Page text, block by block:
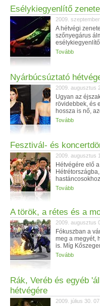
Esélykiegyenlítő
2009.
A hétvégi
szőnyegárus
Tovább
Nyárbúcsúztató
2009. augusztus
Ugyan az
rövidebbek, és
hossza is nő,
Tovább
Fesztivál- és
2009. augusztus
Hétvégére elő
Tovább
A török, a rétes és a
2009. augusztus
Fókuszban a
meg a megyét,
is. Míg
Tovább
Rák, Veréb és egyéb
hétvégére
2009. július 30.